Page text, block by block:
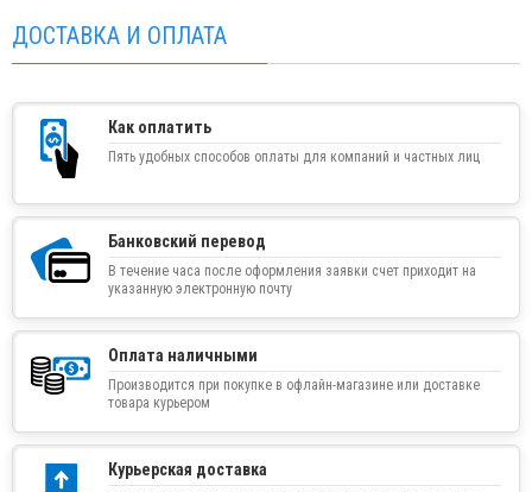
ДОСТАВКА И ОПЛАТА
Как оплатить
Пять удобных способов оплаты для компаний и частных лиц
Банковский перевод
В течение часа после оформления заявки счет приходит на
указанную электронную почту
Оплата наличными
Производится при покупке в офлайн-магазине или доставке
товара курьером
Курьерская доставка